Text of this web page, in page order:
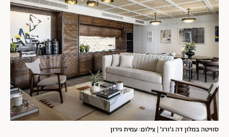
סוויטה במלון דה ג'ורג' | צילום: עמית גירון